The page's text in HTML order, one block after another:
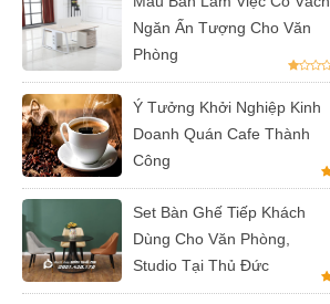
Ngăn Ấn Tượng Cho Văn
Phòng
Ý Tưởng Khởi Nghiệp Kinh
Doanh Quán Cafe Thành
Công
Set Bàn Ghế Tiếp Khách
Dùng Cho Văn Phòng,
Studio Tại Thủ Đức